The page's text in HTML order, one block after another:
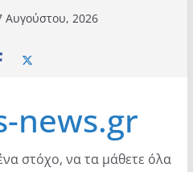
Αυγούστου, 2026
news.gr
στόχο, να τα μάθετε όλα